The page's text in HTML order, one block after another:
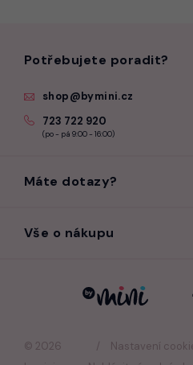
© 2026
Nastavení
Potřebujete poradit?
shop@bymini.cz
723 722 920
(po - pá 9:00 - 16:00)
Máte dotazy?
Vše o nákupu